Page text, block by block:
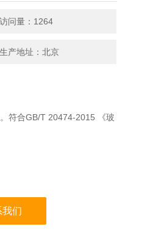
访问量：1264
生产地址：北京
符合GB/T 20474-2015 《玻
我们